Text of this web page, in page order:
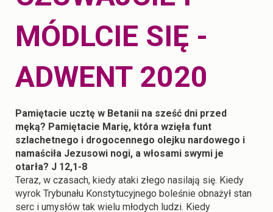
MÓDLCIE SIĘ -
ADWENT 2020
Pamiętacie ucztę w Betanii na sześć dni przed
męką? Pamiętacie Marię, która wzięła funt
szlachetnego i drogocennego olejku nardowego i
namaściła Jezusowi nogi, a włosami swymi je
otarła? J 12,1-8
Teraz, w czasach, kiedy ataki złego nasilają się. Kiedy
wyrok Trybunału Konstytucyjnego boleśnie obnażył stan
serc i umysłów tak wielu młodych ludzi. Kiedy